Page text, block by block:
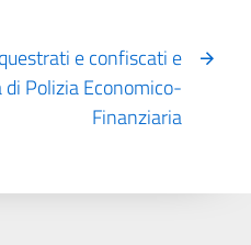
e confiscati e
Polizia Economico-
Finanziaria